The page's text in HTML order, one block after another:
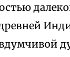
вдумчивой